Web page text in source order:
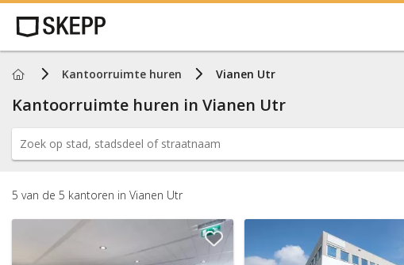
Home Kantoorruimte huren Vianen Utr
Kantoorruimte huren in Vianen Utr
5 van de 5 kantoren in Vianen Utr